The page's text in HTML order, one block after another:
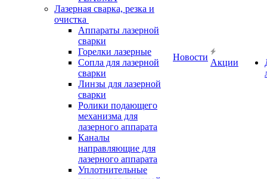
Лазерная сварка, резка и
очистка
Аппараты лазерной
сварки
Горелки лазерные
Сопла для лазерной
сварки
Линзы для лазерной
сварки
Ролики подающего
механизма для
лазерного аппарата
Каналы
направляющие для
лазерного аппарата
Уплотнительные
Новости
Акции